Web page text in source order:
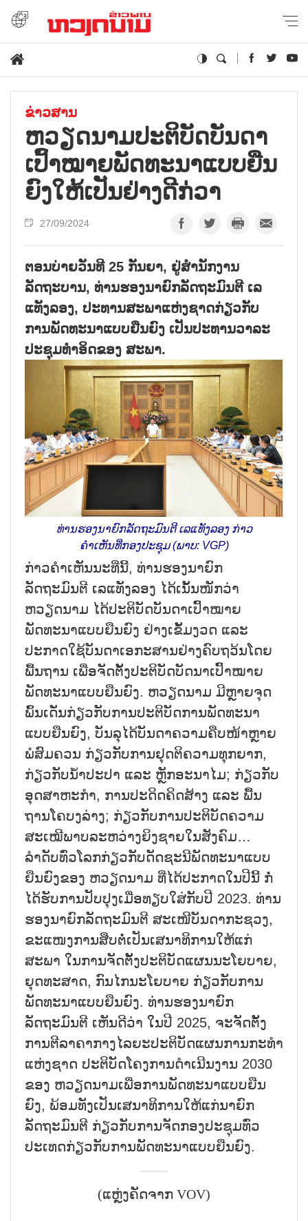
ຂ່າວສານ
ຫວຽດ​ນາມ​ປະ​ຕິ​ບັດ​ບັນ​ດາ​
ເປົ້າ​ໝາຍ​ພັດ​ທະ​ນາ​ແບບ​ຍືນ​
ຍົງໃຫ້​ເປັນ​ຢ່າງ​ດີ​ກ່​ວາ
27/09/2024
ຕອນບ່າຍວັນທີ 25 ກັນຍາ, ຢູ່ສຳນັກງານ
ລັດຖະບານ, ທ່ານຮອງນາຍົກລັດຖະມົນຕີ ເລ
ແທັງລອງ, ປະທານສະພາແຫ່ງຊາດກ່ຽວກັບ
ການພັດທະນາແບບຍືນຍົງ ເປັນປະທານວາລະ
ປະຊຸມທຳອິດຂອງ ສະພາ.
ທ່ານຮອງນາຍົກລັດຖະມົນຕີ ເລແທັງລອງ ກ່າວ
ຄຳເຫັນທີ່ກອງປະຊຸມ (ພາບ: VGP)
ກ່າວຄຳເຫັນນະທີ່ນີ້, ທ່ານຮອງນາຍົກ
ລັດຖະມົນຕີ ເລແທັງລອງ ໄດ້ເນັ້ນໜັກວ່າ
ຫວຽດນາມ ໄດ້ປະຕິບັດບັນດາເປົ້າໝາຍ
ພັດທະນາແບບຍືນຍົງ ຢ່າງເຂັ້ມງວດ ແລະ
ປະກາດໃຊ້ບັນດາເອກະສານຢ່າງຄົບຖວ້ນໂດຍ
ພື້ນຖານ ເພື່ອຈັດຕັ້ງປະຕິບັດບັດນາເປົ້າໝາຍ
ພັດທະນາແບບຍືນຍົງ. ຫວຽດນາມ ມີຫຼາຍຈຸດ
ພົ້ນເດັ່ນກ່ຽວກັບການປະຕິບັດການພັດທະນາ
ແບບຍືນຍົງ, ບັນລຸໄດ້ບັນດາຄວາມຄືບໜ້າຫຼາຍ
ພໍສົມຄວນ ກ່ຽວກັບການຢຸດຕິຄວາມທຸກຍາກ,
ກ່ຽວກັບນ້ຳປະປາ ແລະ ຫຼັກອະນາໄມ; ກ່ຽວກັບ
ອຸດສາຫະກຳ, ການປະດິດຄິດສ້າງ ແລະ ພື້ນ
ຖານໂຄບງລ່າງ; ກ່ຽວກັບການປະຕິບັດຄວາມ
ສະເໝີພາບລະຫວ່າງຍິງຊາຍໃນສັງຄົມ…
ລຳດັບທົ່ວໂລກກ່ຽວກັບດັດຊະນີພັດທະນາແບບ
ຍືນຍົງຂອງ ຫວຽດນາມ ທີ່ໄດ້ປະກາດໃນປີນີ້ ກໍ່
ໄດ້ຮັບການປັບປຸງເມື່ອທຽບໃສ່ກັບປີ 2023. ທ່ານ
ຮອງນາຍົກລັດຖະມົນຕີ ສະເໜີບັນດາກະຊວງ,
ຂະແໜງການສືບຕໍ່ເປັນເສນາທິການໃຫ້ແກ່
ສະພາ ໃນການຈັດຕັ້ງປະຕິບັດແຜນນະໂຍບາຍ,
ຍຸດທະສາດ, ກົນໄກນະໂຍບາຍ ກ່ຽວກັບການ
ພັດທະນາແບບຍືນຍົງ. ທ່ານຮອງນາຍົກ
ລັດຖະມົນຕີ ເຫັນດີວ່າ ໃນປີ 2025, ຈະຈັດຕັ້ງ
ການຕີລາຄາກາງໄລຍະປະຕິບັດແຜນການກະທຳ
ແຫ່ງຊາດ ປະຕິບັດໂຄງການດຳເນີນງານ 2030
ຂອງ ຫວຽດນາມເພື່ອການພັດທະນາແບບຍືນ
ຍົງ, ພ້ອມທັງເປັນເສນາທິການໃຫ້ແກ່ນາຍົກ
ລັດຖະມົນຕີ ກ່ຽວກັບການຈັດກອງປະຊຸມທົ່ວ
ປະເທດກ່ຽວກັບການພັດທະນາແບບຍືນຍົງ.
(ແຫຼ່ງຄັດຈາກ VOV)